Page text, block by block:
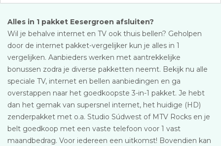
Alles in 1 pakket Eesergroen afsluiten?
Wil je behalve internet en TV ook thuis bellen? Geholpen
door de internet pakket-vergelijker kun je alles in 1
vergelijken. Aanbieders werken met aantrekkelijke
bonussen zodra je diverse pakketten neemt. Bekijk nu alle
speciale TV, internet en bellen aanbiedingen en ga
overstappen naar het goedkoopste 3-in-1 pakket. Je hebt
dan het gemak van supersnel internet, het huidige (HD)
zenderpakket met o.a. Studio Súdwest of MTV Rocks en je
belt goedkoop met een vaste telefoon voor 1 vast
maandbedrag. Voor iedereen een uitkomst! Bovendien kan